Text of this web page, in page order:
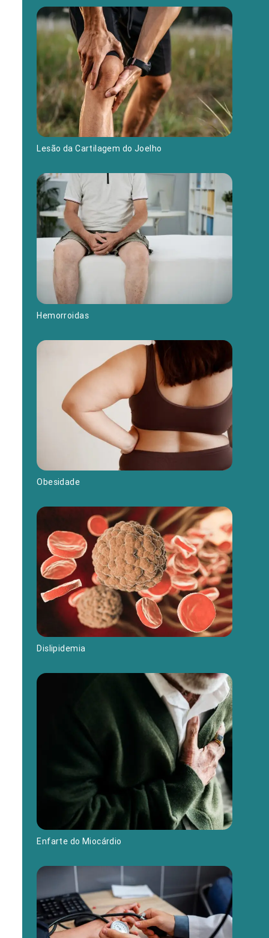
Lesão da Cartilagem do Joelho
Hemorroidas
Obesidade
Dislipidemia
Enfarte do Miocárdio